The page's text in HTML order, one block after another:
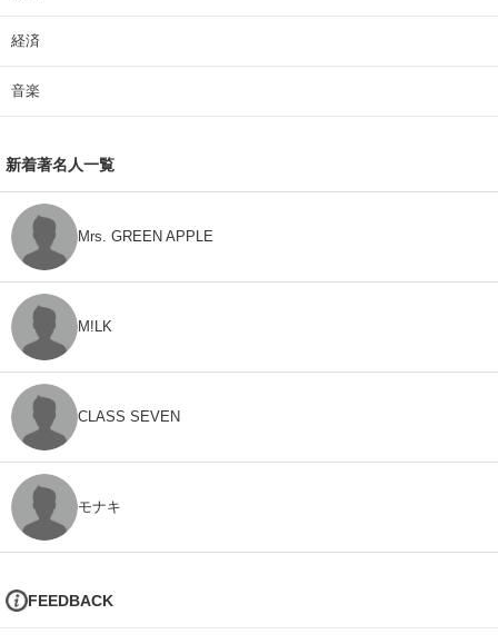
経済
音楽
新着著名人一覧
Mrs. GREEN APPLE
M!LK
CLASS SEVEN
モナキ
FEEDBACK